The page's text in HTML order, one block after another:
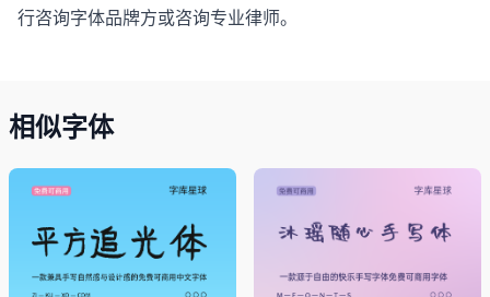
行咨询字体品牌方或咨询专业律师。
相似字体